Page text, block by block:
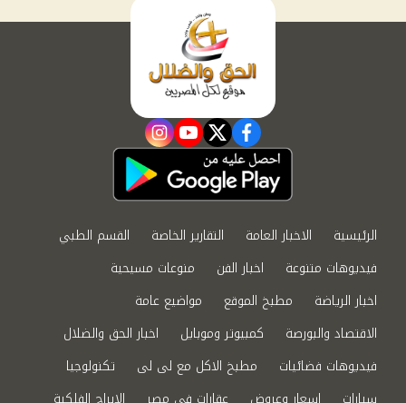
facebook
twitter
youtube
instagram
الرئيسية الاخبار العامة التقارير الخاصة
القسم الطبي
فيديوهات متنوعة
اخبار الفن
منوعات مسيحية
اخبار الرياضة
مطبخ الموقع
مواضيع عامة
الاقتصاد والبورصة
كمبيوتر وموبايل
اخبار الحق والضلال
فيديوهات فضائيات
مطبخ الاكل مع لى لى
تكنولوجيا